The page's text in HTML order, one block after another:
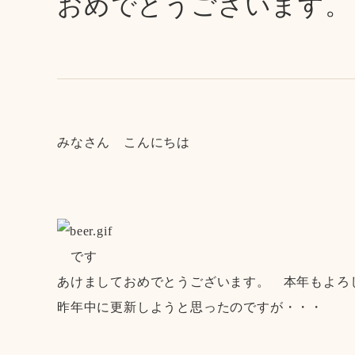
みなさん こんにちは
です
あけましておめでとうございます。 本年もよろ
昨年中に更新しようと思ったのですが・・・